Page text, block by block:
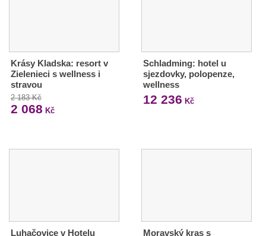
Krásy Kladska: resort v
Zielenieci s wellness i
stravou
2 183 Kč
2 068 Kč
Schladming: hotel u
sjezdovky, polopenze,
wellness
12 236 Kč
Luhačovice v Hotelu Moravský kras s